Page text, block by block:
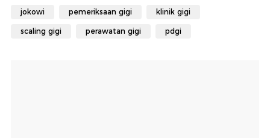
jokowi pemeriksaan gigi klinik gigi
scaling gigi perawatan gigi pdgi